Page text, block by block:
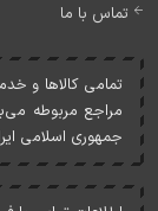
تماس با ما
تمامی کالاها و
مراجع مربوطه
جمهوری اسلامی